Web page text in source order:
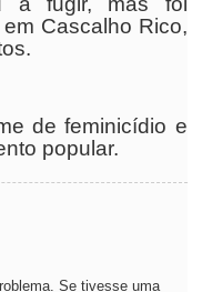
Cascalho Rico,
de feminicídio e
popular.
Se tivesse uma